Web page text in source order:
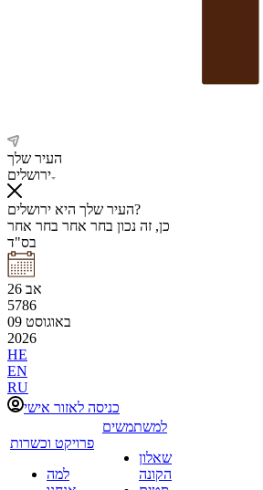
העיר שלך
ירושלים
העיר שלך היא ירושלים?
כן, זה נכון בחר אחר בחר אחר
בס"ד
26 אב
5786
09 באוגוסט
2026
HE
EN
RU
כניסה לאזור אישי
פרויקט וכשרות
למה
למשתמשים
שאלון
הקונה